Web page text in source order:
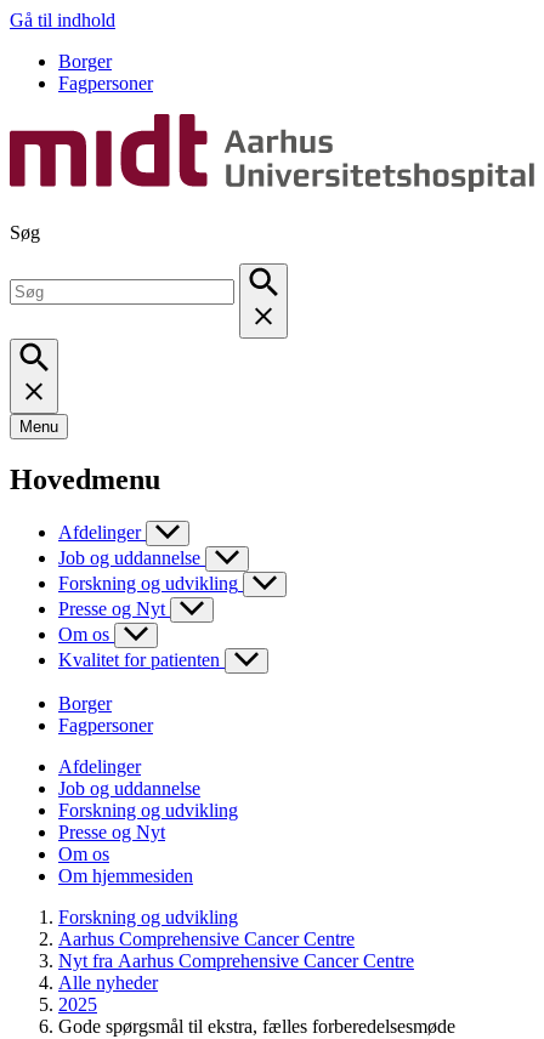
Gå til indhold
Borger
Fagpersoner
Søg
Menu
Hovedmenu
Afdelinger
Job og uddannelse
Forskning og udvikling
Presse og Nyt
Om os
Kvalitet for patienten
Borger
Fagpersoner
Afdelinger
Job og uddannelse
Forskning og udvikling
Presse og Nyt
Om os
Om hjemmesiden
Forskning og udvikling
Aarhus Comprehensive Cancer Centre
Nyt fra Aarhus Comprehensive Cancer Centre
Alle nyheder
2025
Gode spørgsmål til ekstra, fælles forberedelsesmøde